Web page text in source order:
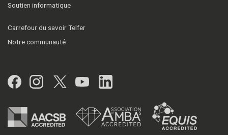
Soutien informatique
Carrefour du savoir Telfer
Notre communauté
Facebook
Instagram
Twitter
YouTubeLinkedIn